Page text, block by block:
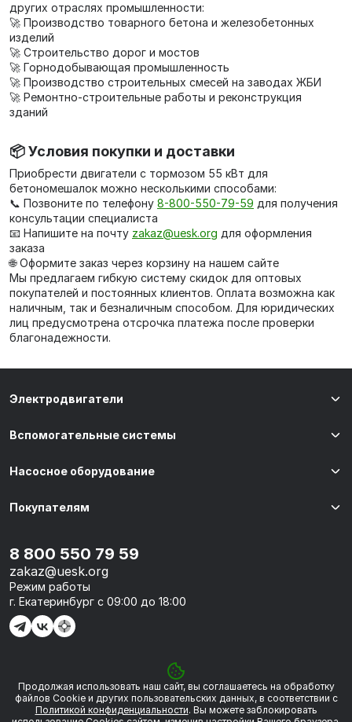
других отраслях промышленности:
🚀 Производство товарного бетона и железобетонных
изделий
🚀 Строительство дорог и мостов
🚀 Горнодобывающая промышленность
🚀 Производство строительных смесей на заводах ЖБИ
🚀 Ремонтно-строительные работы и реконструкция
зданий
📦 Условия покупки и доставки
Приобрести двигатели с тормозом 55 кВт для
бетономешалок можно несколькими способами:
📞 Позвоните по телефону 8-800-550-79-59 для получения
консультации специалиста
📧 Напишите на почту zakaz@uesk.org для оформления
заказа
🌐 Оформите заказ через корзину на нашем сайте
Мы предлагаем гибкую систему скидок для оптовых
покупателей и постоянных клиентов. Оплата возможна как
наличным, так и безналичным способом. Для юридических
лиц предусмотрена отсрочка платежа после проверки
благонадежности.
© 2026 «УЭСК-ТЕХНОЛОГИИ»
Электродвигатели
Вспомогательные системы
Насосное оборудование
Покупателям
8 800 550 79 59
zakaz@uesk.org
Режим работы
г. Екатеринбург с 09:00 до 18:00
Продолжая использовать наш сайт, вы соглашаетесь на обработку
файлов Сookie и других пользовательских данных, в соответствии с
Политикой конфиденциальности. Вы можете заблокировать